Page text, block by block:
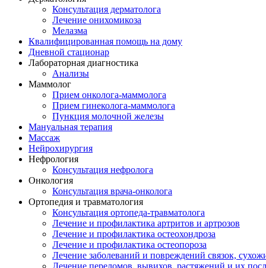
Консультация дерматолога
Лечение онихомикоза
Мелазма
Квалифицированная помощь на дому
Дневной стационар
Лабораторная диагностика
Анализы
Маммолог
Прием онколога-маммолога
Прием гинеколога-маммолога
Пункция молочной железы
Мануальная терапия
Массаж
Нейрохирургия
Нефрология
Консультация нефролога
Онкология
Консультация врача-онколога
Ортопедия и травматология
Консультация ортопеда-травматолога
Лечение и профилактика артритов и артрозов
Лечение и профилактика остеохондроза
Лечение и профилактика остеопороза
Лечение заболеваний и повреждений связок,
Лечение переломов, вывихов, растяжений и их